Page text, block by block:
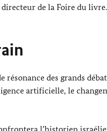
directeur de la Foire du livre.
résonance des grands
artificielle, le